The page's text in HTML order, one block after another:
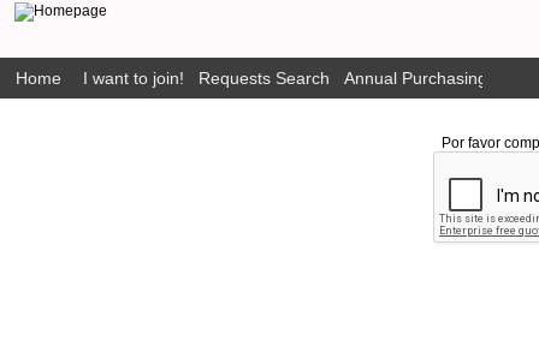
Home I want to join! Requests Search Annual Purchasing Plan
Por favor